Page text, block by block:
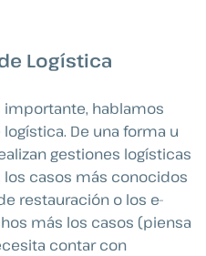
Logística
importante, hablamos
De una forma u
gestiones logísticas
los casos más conocidos
restauración o los e-
más los casos (piensa
contar con